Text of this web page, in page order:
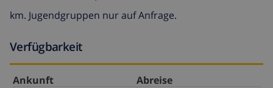
km. Jugendgruppen nur auf Anfrage.
Verfügbarkeit
Ankunft Abreise